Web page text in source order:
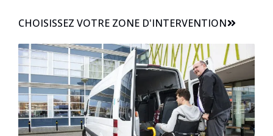
CHOISISSEZ VOTRE ZONE D'INTERVENTION